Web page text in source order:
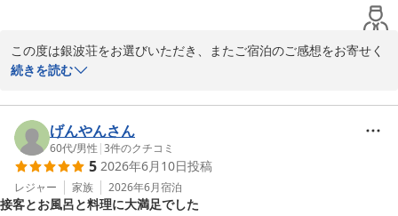
2026-07-30
この度は銀波荘をお選びいただき、またご宿泊のご感想をお寄せく
ださりありがとうございます。
お食事やインフィニティ風呂にご満足いただけたとのこと、前菜の
彩りまでお目に留めていただき何よりでございます。
一方で、お部屋の眺望のご案内がご期待に沿わず、またトイレや洗
面所のにおいでもご不快な思いをさせてしまい申し訳ございませ
ん。
続きを読む
げんやんさん
60代/男性 |3件のクチコミ
5 2026年6月10日投稿
レジャー 家族 2026年6月宿泊
接客とお風呂と料理に大満足でした